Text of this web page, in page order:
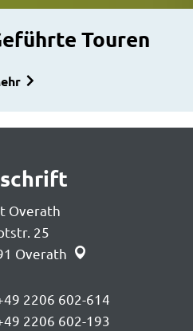
Touren
Overath
25
Overath
2206 602-614
2206 602-193